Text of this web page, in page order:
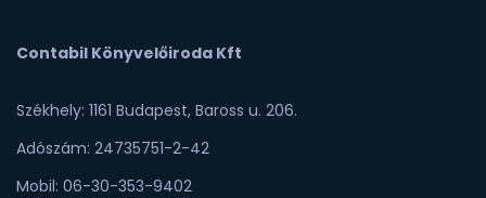
Contabil Könyvelőiroda Kft
Székhely: 1161 Budapest, Baross u. 206.
Adószám: 24735751-2-42
Mobil: 06-30-353-9402